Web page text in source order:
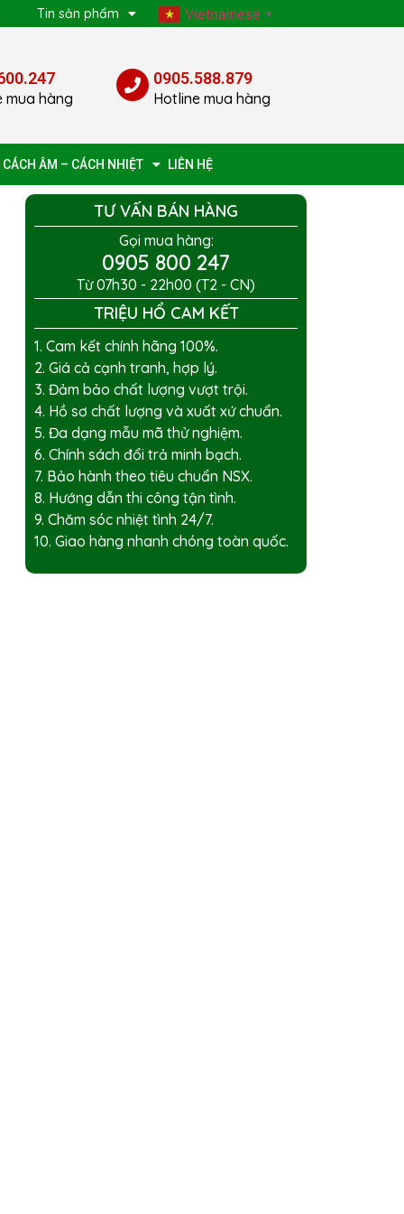
Tin sản phẩm Vietnamese ▼
mua hàng
0905.588.879
Hotline mua hàng
CÁCH ÂM – CÁCH NHIỆT LIÊN HỆ
TƯ VẤN BÁN HÀNG
Gọi mua hàng:
0905 800 247
Từ 07h30 - 22h00 (T2 - CN)
TRIỆU HỔ CAM KẾT
1. Cam kết chính hãng 100%.
2. Giá cả cạnh tranh, hợp lý.
3. Đảm bảo chất lượng vượt trội.
4. Hồ sơ chất lượng và xuất xứ chuẩn.
5. Đa dạng mẫu mã thử nghiệm.
6. Chính sách đổi trả minh bạch.
7. Bảo hành theo tiêu chuẩn NSX.
8. Hướng dẫn thi công tận tình.
9. Chăm sóc nhiệt tình 24/7.
10. Giao hàng nhanh chóng toàn quốc.